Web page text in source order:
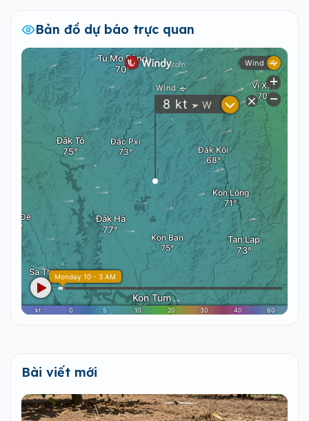
Bản đồ dự báo trực quan
Bài viết mới